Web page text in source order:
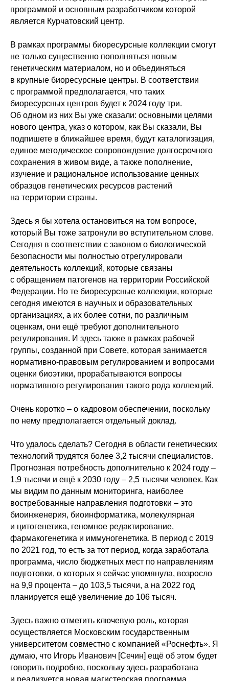
программой и основным разработчиком которой
является Курчатовский центр.
В рамках программы биоресурсные коллекции смогут
не только существенно пополняться новым
генетическим материалом, но и объединяться
в крупные биоресурсные центры. В соответствии
с программой предполагается, что таких
биоресурсных центров будет к 2024 году три.
Об одном из них Вы уже сказали: основными целями
нового центра, указ о котором, как Вы сказали, Вы
подпишете в ближайшее время, будут каталогизация,
единое методическое сопровождение долгосрочного
сохранения в живом виде, а также пополнение,
изучение и рациональное использование ценных
образцов генетических ресурсов растений
на территории страны.
Здесь я бы хотела остановиться на том вопросе,
который Вы тоже затронули во вступительном слове.
Сегодня в соответствии с законом о биологической
безопасности мы полностью отрегулировали
деятельность коллекций, которые связаны
с обращением патогенов на территории Российской
Федерации. Но те биоресурсные коллекции, которые
сегодня имеются в научных и образовательных
организациях, а их более сотни, по различным
оценкам, они ещё требуют дополнительного
регулирования. И здесь также в рамках рабочей
группы, созданной при Совете, которая занимается
нормативно-правовым регулированием и вопросами
оценки биоэтики, прорабатываются вопросы
нормативного регулирования такого рода коллекций.
Очень коротко – о кадровом обеспечении, поскольку
по нему предполагается отдельный доклад.
Что удалось сделать? Сегодня в области генетических
технологий трудятся более 3,2 тысячи специалистов.
Прогнозная потребность дополнительно к 2024 году –
1,9 тысячи и ещё к 2030 году – 2,5 тысячи человек. Как
мы видим по данным мониторинга, наиболее
востребованные направления подготовки – это
биоинженерия, биоинформатика, молекулярная
и цитогенетика, геномное редактирование,
фармакогенетика и иммуногенетика. В период с 2019
по 2021 год, то есть за тот период, когда заработала
программа, число бюджетных мест по направлениям
подготовки, о которых я сейчас упомянула, возросло
на 9,9 процента – до 103,5 тысячи, а на 2022 год
планируется ещё увеличение до 106 тысяч.
Здесь важно отметить ключевую роль, которая
осуществляется Московским государственным
университетом совместно с компанией «Роснефть». Я
думаю, что Игорь Иванович [Сечин] ещё об этом будет
говорить подробно, поскольку здесь разработана
и реализуется новая магистерская программа